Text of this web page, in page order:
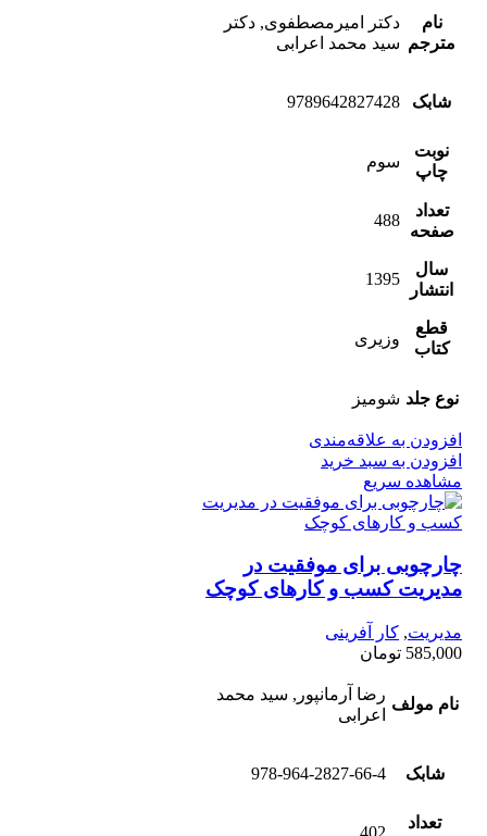
نام
مترجم
دکتر امیرمصطفوی, دکتر
سید محمد اعرابی
شابک 9789642827428
نوبت
چاپ
سوم
تعداد
صفحه
488
سال
انتشار
1395
قطع
کتاب
وزیری
نوع جلد شومیز
افزودن به علاقه‌مندی
افزودن به سبد خرید
مشاهده سریع
چارچوبی برای موفقیت در
مدیریت کسب و کارهای کوچک
مدیریت, کار آفرینی
585,000 تومان
نام مولف
رضا آرمانپور, سید محمد
اعرابی
شابک 978-964-2827-66-4
تعداد
402